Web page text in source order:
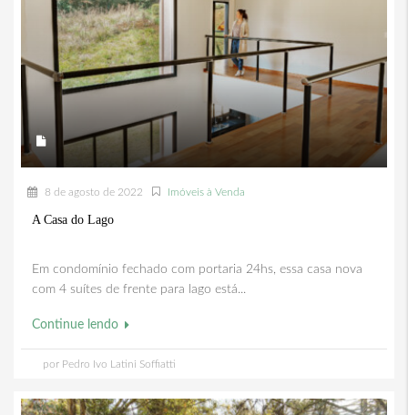
8 de agosto de 2022 Imóveis à Venda
A Casa do Lago
Em condomínio fechado com portaria 24hs, essa casa nova
com 4 suítes de frente para lago está...
Continue lendo
por Pedro Ivo Latini Soffiatti